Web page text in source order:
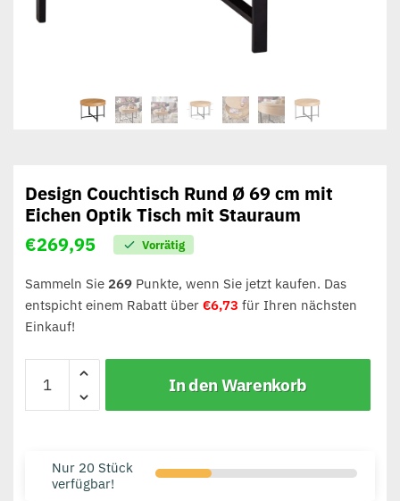
Design Couchtisch Rund Ø 69 cm mit
Eichen Optik Tisch mit Stauraum
€269,95 Vorrätig
Sammeln Sie 269Punkte, wenn Sie jetzt kaufen. Das
entspicht einem Rabatt über €6,73 für Ihren nächsten
Einkauf!
In den Warenkorb
Nur 20 Stück
verfügbar!